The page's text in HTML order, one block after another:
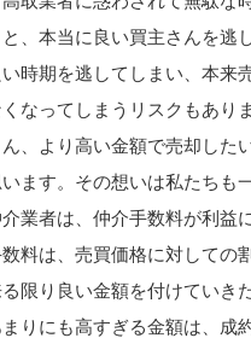
、本当に良い買主さんを逃
時期を逃してしまい、本来
なってしまうリスクもありま
、より高い金額で売却した
ます。その想いは私たちも
業者は、仲介手数料が利益
料は、売買価格に対しての
限り良い金額を付けていき
りにも高すぎる金額は、成